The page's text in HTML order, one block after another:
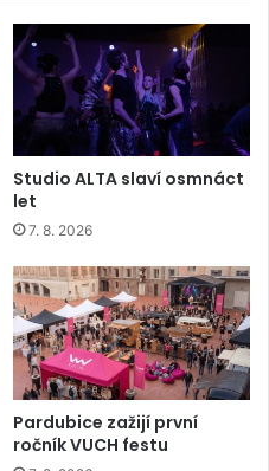
Studio ALTA slaví osmnáct
let
7. 8. 2026
Pardubice zažijí první
ročník VUCH festu